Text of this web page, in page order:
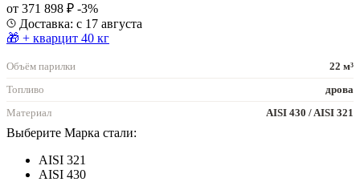
от 371 898 ₽ -3%
Доставка: с 17 августа
🎁 + кварцит 40 кг
Объём парилки
22 м³
Топливо
дрова
Материал
AISI 430 / AISI 321
Выберите Марка стали:
AISI 321
AISI 430